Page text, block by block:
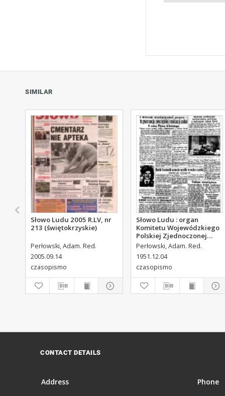
SIMILAR
Słowo Ludu 2005 R.LV, nr
213 (świętokrzyskie)
Perłowski, Adam. Red.
2005.09.14
czasopismo
Słowo Ludu : organ
Komitetu Wojewódzkiego
Polskiej Zjednoczonej
Partii Robotniczej, 1951,
R.3, nr 313
Perłowski, Adam. Red.
1951.12.04
czasopismo
CONTACT DETAILS
Address Phone